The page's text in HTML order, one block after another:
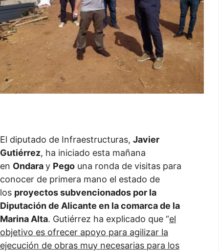
El diputado de Infraestructuras, Javier
Gutiérrez, ha iniciado esta mañana
en Ondaray Pego una ronda de visitas para
conocer de primera mano el estado de
los proyectos subvencionados por la
Diputación de Alicante en la comarca de la
Marina Alta. Gutiérrez ha explicado que “el
objetivo es ofrecer apoyo para agilizar la
ejecución de obras muy necesarias para los